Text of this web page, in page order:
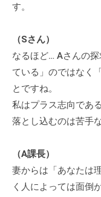
に
相
談
く
だ
さ
い
す。
（Sさん）
なるほど… Aさんの
ている」のではなく
とですね。
私はプラス志向であ
落とし込むのは苦手
（A課長）
妻からは「あなたは
く人によっては面倒